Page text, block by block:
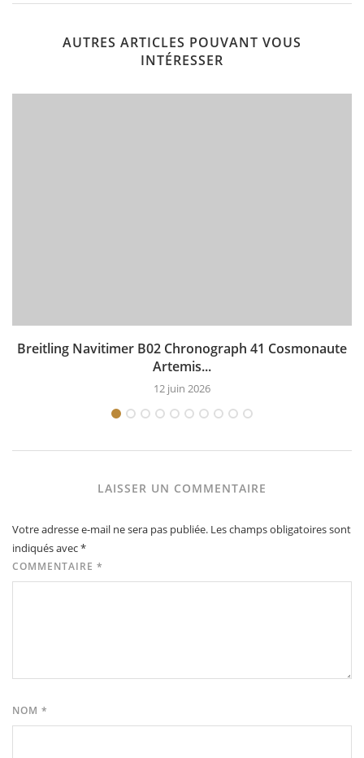
AUTRES ARTICLES POUVANT VOUS
INTÉRESSER
Breitling Navitimer B02 Chronograph 41 Cosmonaute
Artemis...
12 juin 2026
LAISSER UN COMMENTAIRE
Votre adresse e-mail ne sera pas publiée. Les champs obligatoires sont
indiqués avec*
COMMENTAIRE *
NOM *